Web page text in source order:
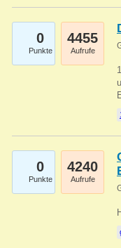
0
Punkte
4455
Aufrufe
0
Punkte
4240
Aufrufe